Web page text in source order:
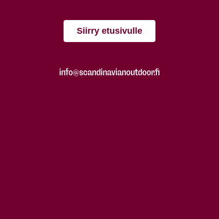
Siirry etusivulle
info@scandinavianoutdoor.fi